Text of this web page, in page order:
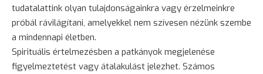
tudatalattink olyan tulajdonságainkra vagy érzelmeinkre
próbál rávilágítani, amelyekkel nem szívesen nézünk szembe
a mindennapi életben.
Spirituális értelmezésben a patkányok megjelenése
figyelmeztetést vagy átalakulást jelezhet. Számos